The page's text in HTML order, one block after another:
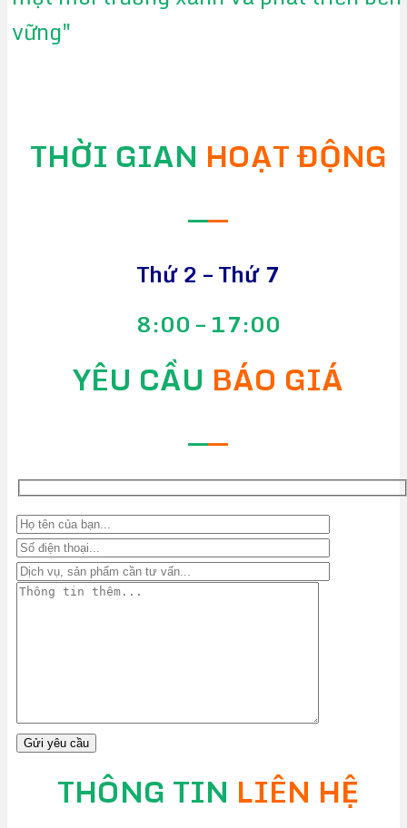
vững"
THỜI GIAN HOẠT ĐỘNG
——
Thứ 2 – Thứ 7
8:00 – 17:00
YÊU CẦU BÁO GIÁ
——
THÔNG TIN LIÊN HỆ